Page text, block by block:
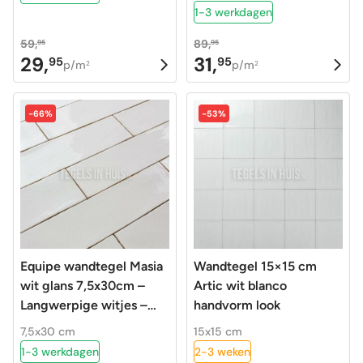
59,95
Oorspronkelijke
prijs
was:
59,95.
29,95
Huidige
prijs
is:
29,95.
p/m2
1-3 werkdagen
89,95
Oorspronkelijke
prijs
was:
89,95.
31,95
Huidige
prijs
is:
31,95.
p/m2
-66%
Equipe wandtegel Masia
wit glans 7,5x30cm –
Langwerpige witjes –
20073
7,5x30 cm
1-3 werkdagen
-53%
Wandtegel 15×15 cm
Artic wit blanco
handvorm look
15x15 cm
2-3 weken